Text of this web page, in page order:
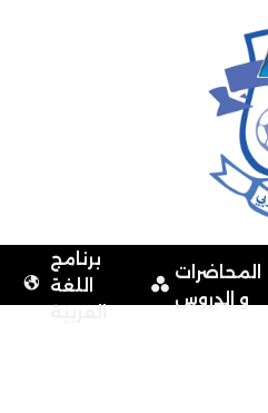
برنامج
اللغة
العربية
المحاضرات
و الدروس